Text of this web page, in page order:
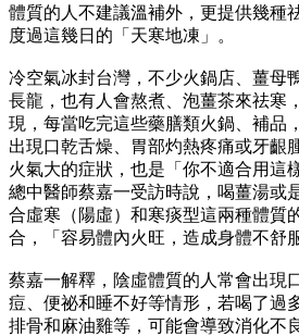
體質的人不建議溫補外，更提供幾種
度過這幾日的「天寒地凍」。
冷空氣冰封台灣，不少火鍋店、薑母
長龍，也有人會熬煮、泡薑茶來祛寒
現，每當吃完這些藥膳類火鍋、補品
出現口乾舌燥、胃部灼熱疼痛或牙齦
火氣大的症狀，也是「你不適合用這
總中醫師蔡嘉一受訪時說，喝薑湯或
合虛寒（陽虛）和寒痰型這兩種體質
合，「容易體內火旺，造成身體不舒
蔡嘉一解釋，陰虛體質的人常會出現
痘、便祕和睡不好等情形，若喝了過
排骨和麻油雞等，可能會導致消化不